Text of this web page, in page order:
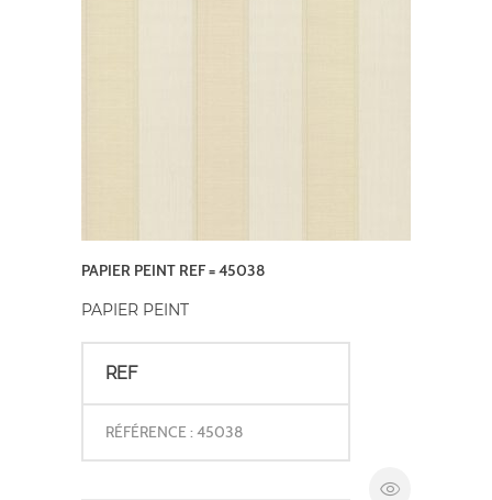
PAPIER PEINT REF = 45038
PAPIER PEINT
REF
RÉFÉRENCE : 45038